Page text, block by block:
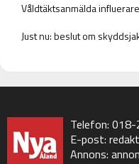
Våldtäktsanmälda
Just nu: beslut om
Telefon:
E-post:
Annons: